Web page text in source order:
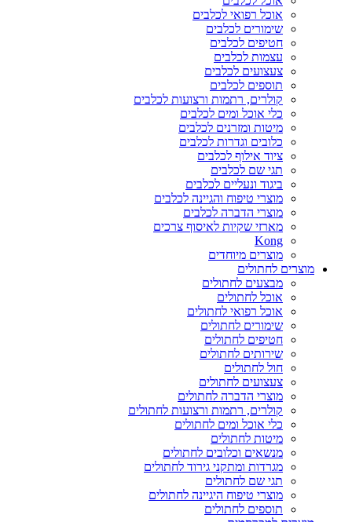
אוכל רפואי לכלבים
שימורים לכלבים
חטיפים לכלבים
עצמות לכלבים
צעצועים לכלבים
תוספים לכלבים
קולרים, רתמות ורצועות לכלבים
כלי אוכל ומים לכלבים
מיטות ומזרנים לכלבים
כלובים וגדרות לכלבים
ציוד אילוף לכלבים
תגי שם לכלבים
ביגוד ונעליים לכלבים
מוצרי טיפוח והגיינה לכלבים
מוצרי הדברה לכלבים
מארזי שקיות לאיסוף צרכים
Kong
מוצרים מיוחדים
מוצרים לחתולים
מבצעים לחתולים
אוכל לחתולים
אוכל רפואי לחתולים
שימורים לחתולים
חטיפים לחתולים
שירותים לחתולים
חול לחתולים
צעצועים לחתולים
מוצרי הדברה לחתולים
קולרים, רתמות ורצועות לחתולים
כלי אוכל ומים לחתולים
מיטות לחתולים
מנשאים וכלובים לחתולים
מגרדות ומתקני גירוד לחתולים
תגי שם לחתולים
מוצרי טיפוח היגיינה לחתולים
תוספים לחתולים